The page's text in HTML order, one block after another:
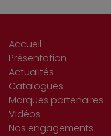
Accueil
Présentation
Actualités
Catalogues
Marques partenaires
Vidéos
Nos engagements